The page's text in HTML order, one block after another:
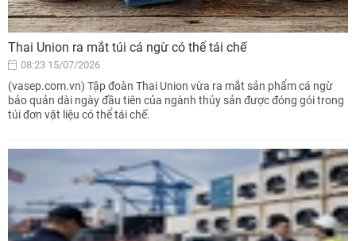
Thai Union ra mắt túi cá ngừ có thể tái chế
08:23 15/07/2026
(vasep.com.vn) Tập đoàn Thai Union vừa ra mắt sản phẩm cá ngừ
bảo quản dài ngày đầu tiên của ngành thủy sản được đóng gói trong
túi đơn vật liệu có thể tái chế.